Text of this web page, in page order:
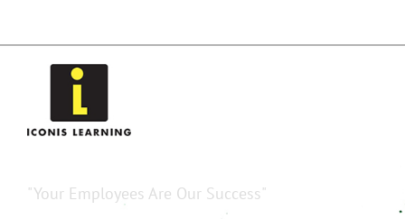
"Your Employees Are Our Success"